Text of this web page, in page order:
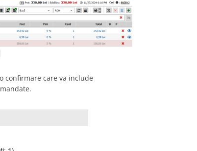
confirmare care va include